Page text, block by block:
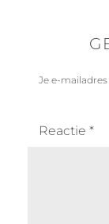
Je e-
Reactie *